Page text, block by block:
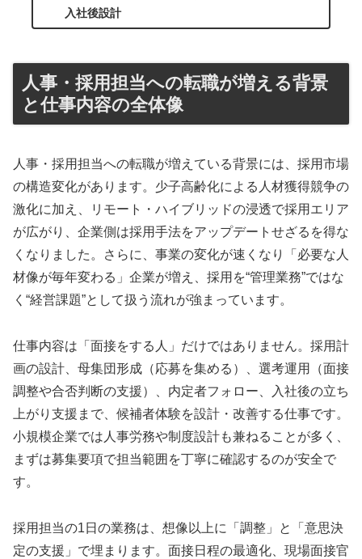
入社後設計
人事・採用担当への転職が増える背景
と仕事内容の全体像
人事・採用担当への転職が増えている背景には、採用市場
の構造変化があります。少子高齢化による人材獲得競争の
激化に加え、リモート・ハイブリッドの浸透で採用エリア
が広がり、企業側は採用手法をアップデートせざるを得な
くなりました。さらに、事業の変化が速くなり「必要な人
材像が毎年変わる」企業が増え、採用を“管理業務”ではな
く“経営課題”として扱う流れが強まっています。
仕事内容は「面接をする人」だけではありません。採用計
画の設計、母集団形成（応募を集める）、選考運用（面接
調整や合否判断の支援）、内定者フォロー、入社後の立ち
上がり支援まで、候補者体験を設計・改善する仕事です。
小規模企業では人事労務や制度設計も兼ねることが多く、
まずは募集要項で担当範囲を丁寧に確認するのが安全で
す。
採用担当の1日の業務は、想像以上に「調整」と「意思決
定の支援」で埋まります。面接日程の最適化、現場面接官